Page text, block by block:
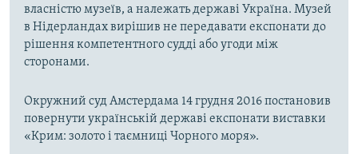
власністю музеїв, а належать державі Україна. Музей
в Нідерландах вирішив не передавати експонати до
рішення компетентного судді або угоди між
сторонами.
Окружний суд Амстердама 14 грудня 2016 постановив
повернути українській державі експонати виставки
«Крим: золото і таємниці Чорного моря».